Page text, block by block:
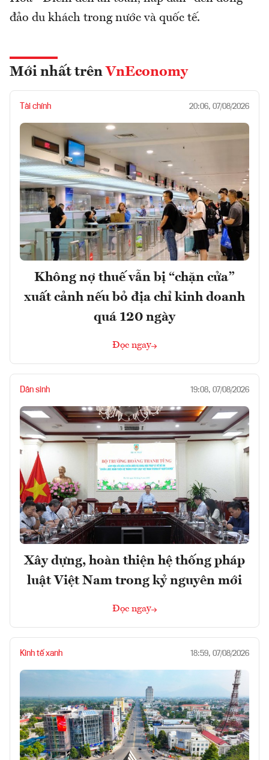
đảo du khách trong nước và quốc tế.
Mới nhất trên VnEconomy
Tài chính 20:06, 07/08/2026
Không nợ thuế vẫn bị “chặn cửa”
xuất cảnh nếu bỏ địa chỉ kinh doanh
quá 120 ngày
Đọc ngay
Dân sinh 19:08, 07/08/2026
Xây dựng, hoàn thiện hệ thống pháp
luật Việt Nam trong kỷ nguyên mới
Đọc ngay
Kinh tế xanh 18:59, 07/08/2026